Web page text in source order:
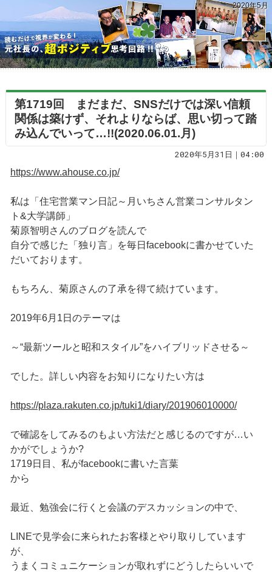
2020年5月
第1719回 まだまだ、SNSだけでは深い信頼
関係は築けず、それよりならば、思い切って踏
み込んでいって…!!(2020.06.01.月)
2020年5月31日｜04:00
https://www.ahouse.co.jp/
私は「住宅営業マン日記～月いちさん営業コンサルタン
ト&大学講師」
菊原智明さんのブログを読んで
自分で感じた「独り言」を毎日facebookに書かせていた
だいております。
もちろん、菊原さんの了承を得て続けています。
2019年6月1日のテーマは
～“最新ツールと昭和スタイル”をハイブリッドさせる～
でした。詳しい内容をお知りになりたい方は
https://plaza.rakuten.co.jp/tuki1/diary/201906010000/
で確認をしてみるのもよい方法だと感じるのですが…い
かがでしょうか?
1719日目、私がfacebookに書いた言葉
から
最近、勉強会に行くと会議のデスカッションの中で、
LINEで見学会に来られたお客様とやり取りしています
が、
うまくコミュニケーションが取れずにどうしたらいいで